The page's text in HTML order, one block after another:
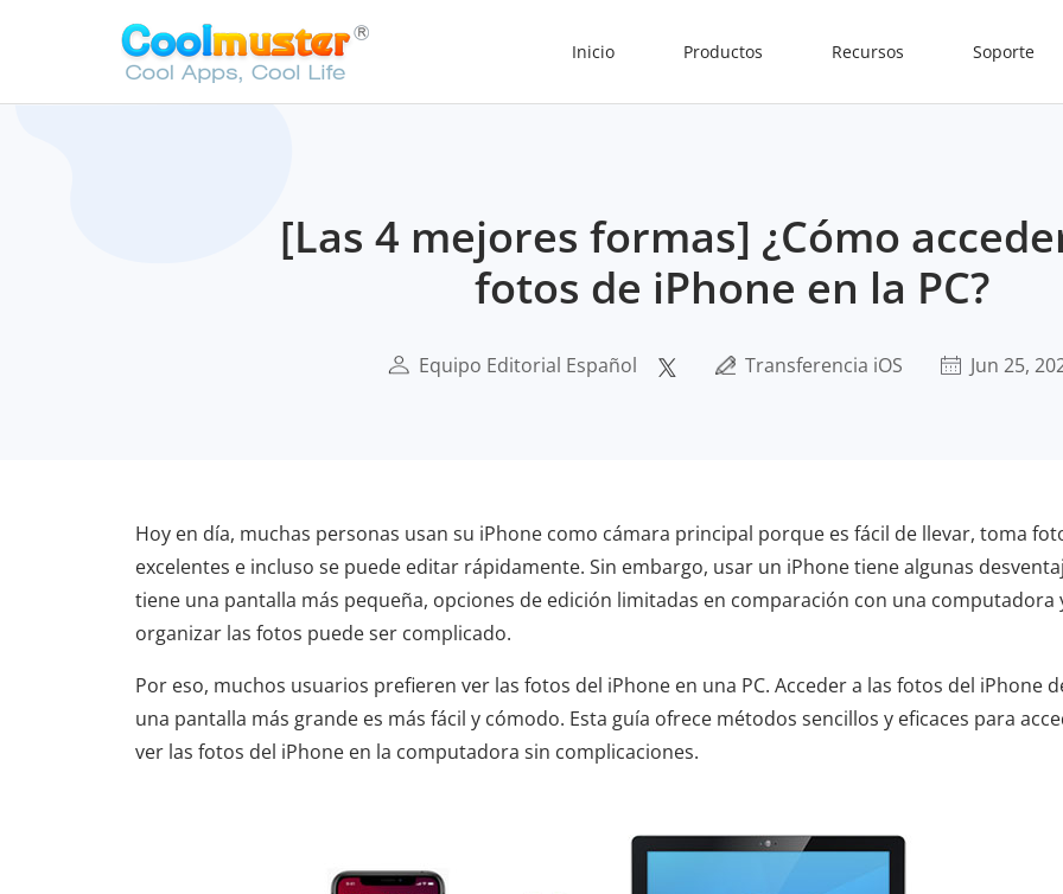
Inicio Productos Recursos Soporte
[Las 4 mejores formas] ¿Cómo
fotos de iPhone en la PC?
Equipo Editorial Español Transferencia iOS Jun 25,
Hoy en día, muchas personas usan su iPhone como cámara principal porque es fácil de llevar, toma
excelentes e incluso se puede editar rápidamente. Sin embargo, usar un iPhone tiene algunas
tiene una pantalla más pequeña, opciones de edición limitadas en comparación con una computadora
organizar las fotos puede ser complicado.
Por eso, muchos usuarios prefieren ver las fotos del iPhone en una PC. Acceder a las fotos del iPhone
una pantalla más grande es más fácil y cómodo. Esta guía ofrece métodos sencillos y eficaces para
ver las fotos del iPhone en la computadora sin complicaciones.